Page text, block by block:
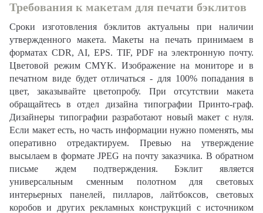
Требования к макетам для печати бэклитов
Сроки изготовления бэклитов актуальны при наличии
утвержденного макета. Макеты на печать принимаем в
форматах CDR, AI, EPS. TIF, PDF на электронную почту.
Цветовой режим CMYK. Изображение на мониторе и в
печатном виде будет отличаться - для 100% попадания в
цвет, заказывайте цветопробу. При отсутствии макета
обращайтесь в отдел дизайна типографии Принто-граф.
Дизайнеры типографии разработают новый макет с нуля.
Если макет есть, но часть информации нужно поменять, мы
оперативно отредактируем. Превью на утверждение
высылаем в формате JPEG на почту заказчика. В обратном
письме ждем подтверждения. Бэклит является
универсальным сменным полотном для световых
интерьерных панелей, пилларов, лайтбоксов, световых
коробов и других рекламных конструкций с источником